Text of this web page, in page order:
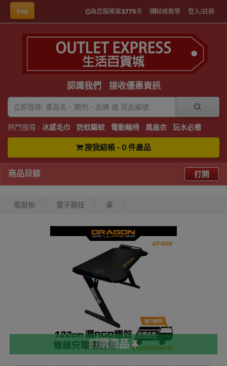
Eng 為您服務第3775天 結帳教學 登入/註冊
認識我們 接收優惠資訊
熱門搜尋 : 冰感毛巾 防蚊驅蚊 電動輪椅 風扇衣 玩水必備
按我結帳 - 0 件產品
商品目錄 打開
電競枱 電子競技 桌
訂購產品